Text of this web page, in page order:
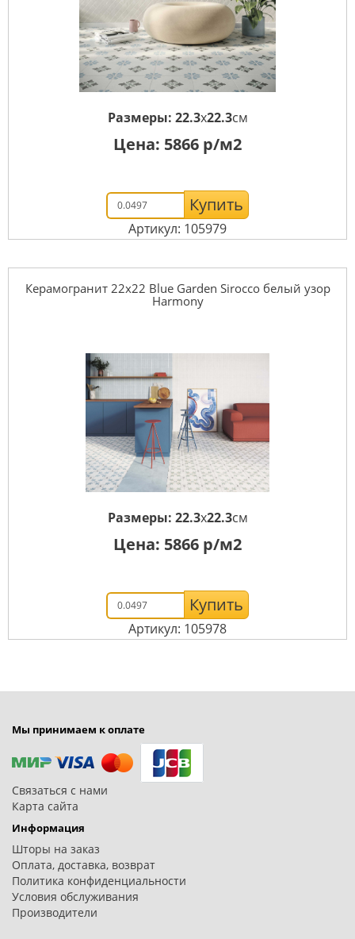
Размеры: 22.3x22.3см
Цена: 5866 р/м2
Купить
Артикул: 105979
Керамогранит 22x22 Blue Garden Sirocco белый узор
Harmony
Размеры: 22.3x22.3см
Цена: 5866 р/м2
Купить
Артикул: 105978
Мы принимаем к оплате
Связаться с нами
Карта сайта
Информация
Шторы на заказ
Оплата, доставка, возврат
Политика конфиденциальности
Условия обслуживания
Производители